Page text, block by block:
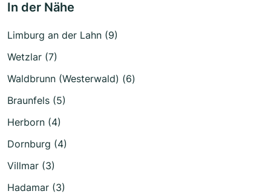
In der Nähe
Limburg an der Lahn (9)
Wetzlar (7)
Waldbrunn (Westerwald) (6)
Braunfels (5)
Herborn (4)
Dornburg (4)
Villmar (3)
Hadamar (3)